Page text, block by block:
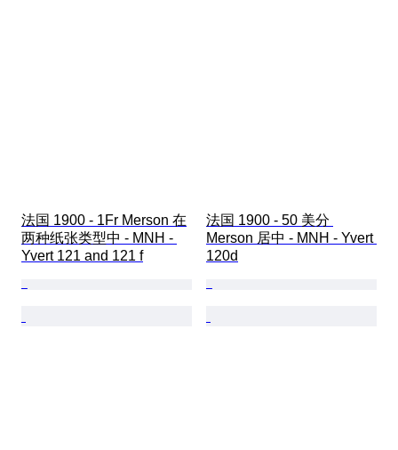
法国 1900 - 1Fr Merson 在
两种纸张类型中 - MNH -
Yvert 121 and 121 f
法国 1900 - 50 美分
Merson 居中 - MNH - Yvert
120d